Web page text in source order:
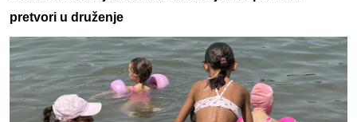
pretvori u druženje